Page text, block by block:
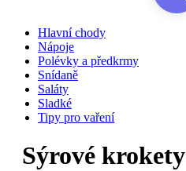
Hlavní chody
Nápoje
Polévky a předkrmy
Snídaně
Saláty
Sladké
Tipy pro vaření
Sýrové krokety